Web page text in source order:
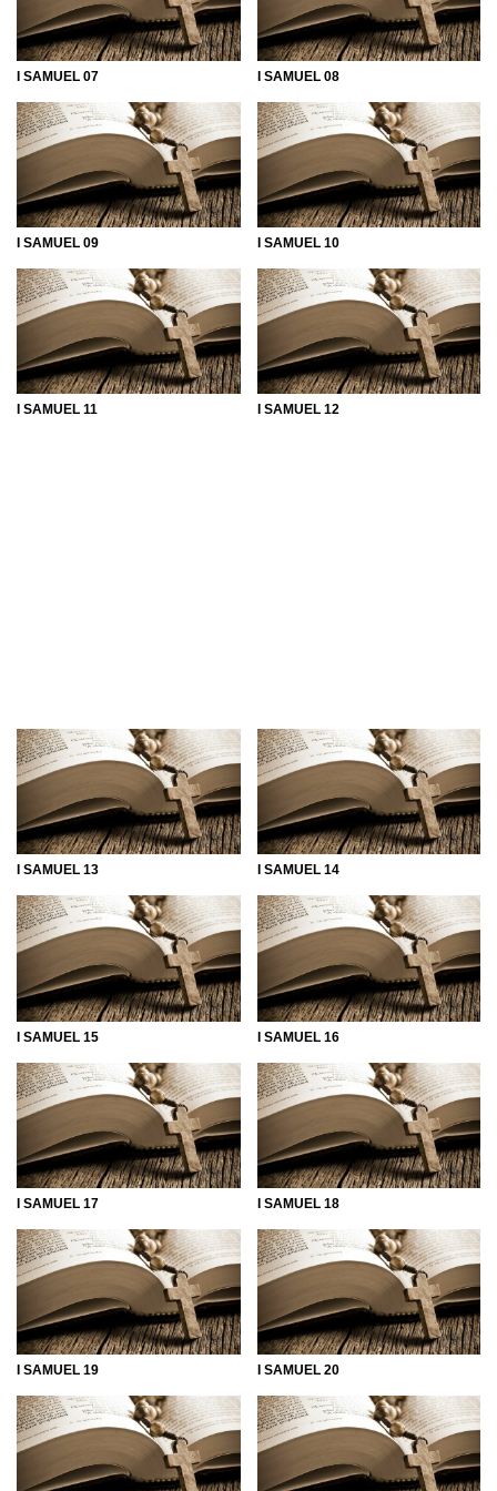
a filha do antigo rei. Porém, o antigo monarca, tomado pela
inveja, age contra Davi, que precisa fugir. O livro segue até
a morte de Samuel e a derrota de Saul pelos filisteus. Davi
nasceria o Messias. Aprenda mais sobre os planos de
Deus com essa leitura.
I SAMUEL 07 I SAMUEL 08
I SAMUEL 09 I SAMUEL 10
I SAMUEL 11 I SAMUEL 12
I SAMUEL 13 I SAMUEL 14
I SAMUEL 15 I SAMUEL 16
I SAMUEL 17 I SAMUEL 18
I SAMUEL 19 I SAMUEL 20